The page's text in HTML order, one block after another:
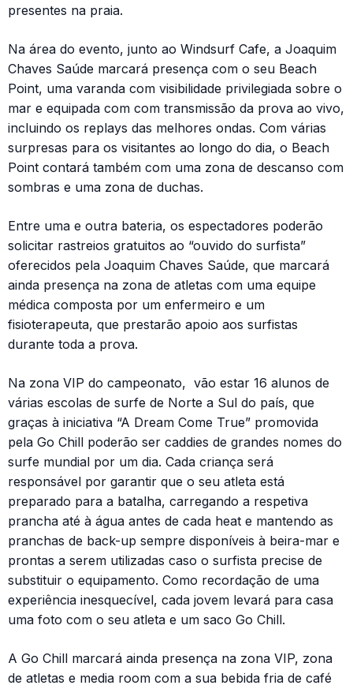
presentes na praia.
Na área do evento, junto ao Windsurf Cafe, a Joaquim
Chaves Saúde marcará presença com o seu Beach
Point, uma varanda com visibilidade privilegiada sobre o
mar e equipada com com transmissão da prova ao vivo,
incluindo os replays das melhores ondas. Com várias
surpresas para os visitantes ao longo do dia, o Beach
Point contará também com uma zona de descanso com
sombras e uma zona de duchas.
Entre uma e outra bateria, os espectadores poderão
solicitar rastreios gratuitos ao “ouvido do surfista”
oferecidos pela Joaquim Chaves Saúde, que marcará
ainda presença na zona de atletas com uma equipe
médica composta por um enfermeiro e um
fisioterapeuta, que prestarão apoio aos surfistas
durante toda a prova.
Na zona VIP do campeonato, vão estar 16 alunos de
várias escolas de surfe de Norte a Sul do país, que
graças à iniciativa “A Dream Come True” promovida
pela Go Chill poderão ser caddies de grandes nomes do
surfe mundial por um dia. Cada criança será
responsável por garantir que o seu atleta está
preparado para a batalha, carregando a respetiva
prancha até à água antes de cada heat e mantendo as
pranchas de back-up sempre disponíveis à beira-mar e
prontas a serem utilizadas caso o surfista precise de
substituir o equipamento. Como recordação de uma
experiência inesquecível, cada jovem levará para casa
uma foto com o seu atleta e um saco Go Chill.
A Go Chill marcará ainda presença na zona VIP, zona
de atletas e media room com a sua bebida fria de café